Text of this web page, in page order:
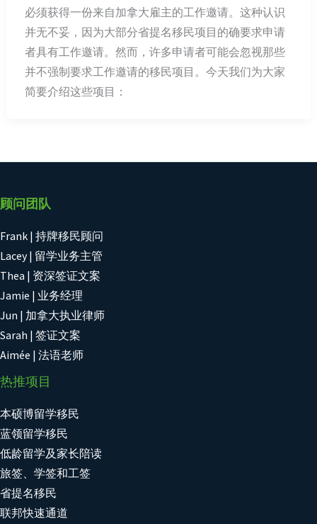
必须获得一份来自加拿大雇主的工作邀请。这种认识
并无不妥，因为大部分省提名移民项目的确要求申请
者具有工作邀请。然而，许多申请者可能会忽视那些
并不强制要求工作邀请的移民项目。今天我们为大家
简要介绍这些项目：
顾问团队
Frank | 持牌移民顾问
Lacey | 留学业务主管
Thea | 资深签证文案
Jamie | 业务经理
Jun | 加拿大执业律师
Sarah | 签证文案
Aimée | 法语老师
热推项目
本硕博留学移民
蓝领留学移民
低龄留学及家长陪读
旅签、学签和工签
省提名移民
联邦快速通道